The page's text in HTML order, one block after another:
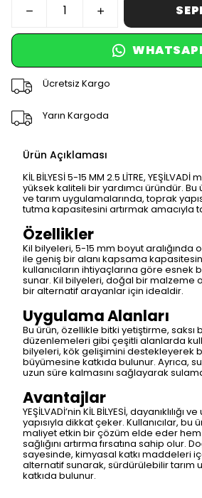
Ücretsiz Kargo
Yarın Kargoda
Ürün Açıklaması
KİL BİLYESİ 5-15 MM 2.5 LİTRE,
yüksek kaliteli bir yardımcı üründür.
ve tarım uygulamalarında, toprak
tutma kapasitesini artırmak amacıyla
Özellikler
Kil bilyeleri, 5-15 mm boyut aralığında
ile geniş bir alanı kapsama
kullanıcıların ihtiyaçlarına göre esnek
sunar. Kil bilyeleri, doğal bir malzeme
bir alternatif arayanlar için idealdir.
Uygulama Alanları
Bu ürün, özellikle bitki yetiştirme, saksı
düzenlemeleri gibi çeşitli alanlarda
bilyeleri, kök gelişimini destekleyerek
büyümesine katkıda bulunur. Ayrıca,
uzun süre kalmasını sağlayarak
Avantajlar
YEŞİLVADİ’nin KİL BİLYESİ, dayanıklılığı
yapısıyla dikkat çeker. Kullanıcılar,
maliyet etkin bir çözüm elde eder
sağlığını artırma fırsatına sahip olur.
sayesinde, kimyasal katkı maddeleri
alternatif sunarak, sürdürülebilir tarım
katkıda bulunur.